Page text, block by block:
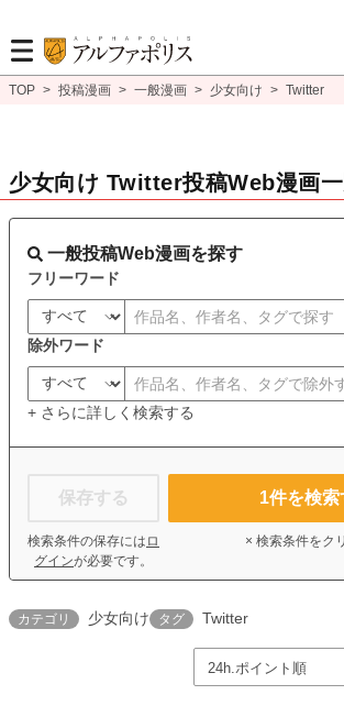
TOP > 投稿漫画 > 一般漫画 > 少女向け > Twitter
少女向け Twitter投稿Web漫画
一般投稿Web漫画を探す
フリーワード
除外ワード
+ さらに詳しく検索する
保存する
検索条件の保存には ロ
グインが必要です。
1件を検索
× 検索条件をク
カテゴリ 少女向け タグ Twitter